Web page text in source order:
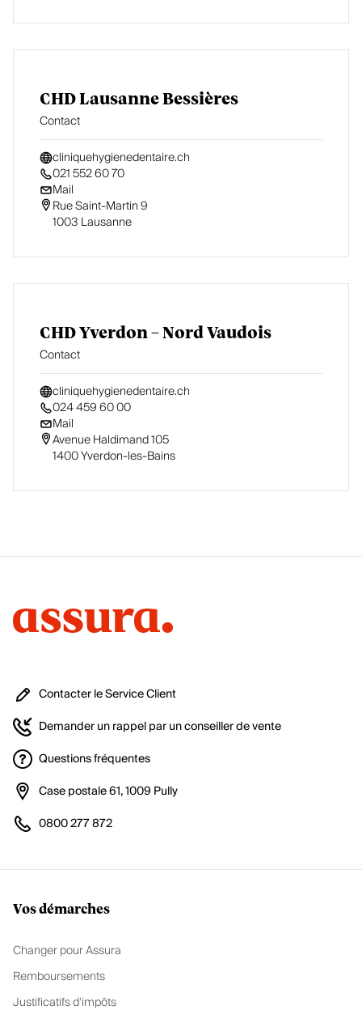
CHD Lausanne Bessières
Contact
cliniquehygienedentaire.ch
021 552 60 70
Mail
Rue Saint-Martin 9
1003 Lausanne
CHD Yverdon – Nord Vaudois
Contact
cliniquehygienedentaire.ch
024 459 60 00
Mail
Avenue Haldimand 105
1400 Yverdon-les-Bains
Contacter le Service Client
Demander un rappel par un conseiller de vente
Questions fréquentes
Case postale 61, 1009 Pully
0800 277 872
Vos démarches
Changer pour Assura
Remboursements
Justificatifs d'impôts